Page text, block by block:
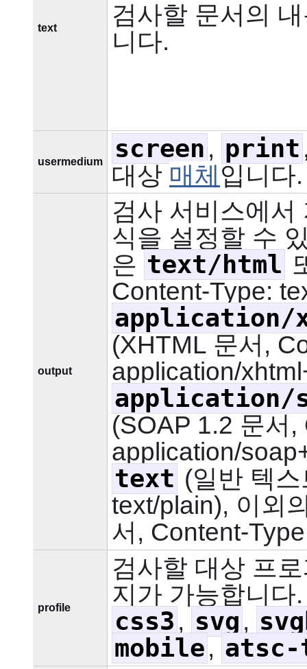
text
검사할 문서의
니다.
usermedium screen ,print
대상 매체 입니다.
output
검사 서비스에서
식을 설정할 수
은 text/html
Content-Type:
application/
(XHTML 문서,
application/
application/
(SOAP 1.2 문서
application/
text (일반 텍
text/plain), 이외
서, Content-
profile
검사할 대상 프
지가 가능합니
css3 ,svg,
mobile,